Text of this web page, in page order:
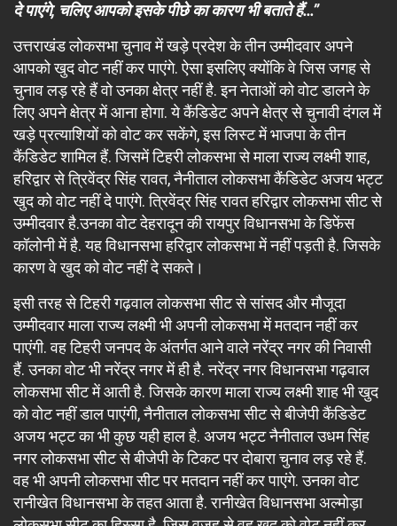
दे पाएंगे, चलिए आपको इसके पीछे का कारण भी बताते हैं…”
उत्तराखंड लोकसभा चुनाव में खड़े प्रदेश के तीन उम्मीदवार अपने
आपको खुद वोट नहीं कर पाएंगे. ऐसा इसलिए क्योंकि वे जिस जगह से
चुनाव लड़ रहे हैं वो उनका क्षेत्र नहीं है. इन नेताओं को वोट डालने के
लिए अपने क्षेत्र में आना होगा. ये कैंडिडेट अपने क्षेत्र से चुनावी दंगल में
खड़े प्रत्याशियों को वोट कर सकेंगे, इस लिस्ट में भाजपा के तीन
कैंडिडेट शामिल हैं. जिसमें टिहरी लोकसभा से माला राज्य लक्ष्मी शाह,
हरिद्वार से त्रिवेंद्र सिंह रावत, नैनीताल लोकसभा कैंडिडेट अजय भट्ट
खुद को वोट नहीं दे पाएंगे. त्रिवेंद्र सिंह रावत हरिद्वार लोकसभा सीट से
उम्मीदवार है.उनका वोट देहरादून की रायपुर विधानसभा के डिफेंस
कॉलोनी में है. यह विधानसभा हरिद्वार लोकसभा में नहीं पड़ती है. जिसके
कारण वे खुद को वोट नहीं दे सकते।
इसी तरह से टिहरी गढ़वाल लोकसभा सीट से सांसद और मौजूदा
उम्मीदवार माला राज्य लक्ष्मी भी अपनी लोकसभा में मतदान नहीं कर
पाएंगी. वह टिहरी जनपद के अंतर्गत आने वाले नरेंद्र नगर की निवासी
हैं. उनका वोट भी नरेंद्र नगर में ही है. नरेंद्र नगर विधानसभा गढ़वाल
लोकसभा सीट में आती है. जिसके कारण माला राज्य लक्ष्मी शाह भी खुद
को वोट नहीं डाल पाएंगी, नैनीताल लोकसभा सीट से बीजेपी कैंडिडेट
अजय भट्ट का भी कुछ यही हाल है. अजय भट्ट नैनीताल उधम सिंह
नगर लोकसभा सीट से बीजेपी के टिकट पर दोबारा चुनाव लड़ रहे हैं.
वह भी अपनी लोकसभा सीट पर मतदान नहीं कर पाएंगे. उनका वोट
रानीखेत विधानसभा के तहत आता है. रानीखेत विधानसभा अल्मोड़ा